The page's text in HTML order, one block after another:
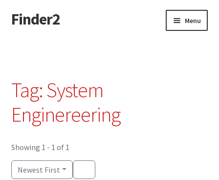
Skip
to
Skip
to
Finder2 Menu
Tag: System
Enginereering
Showing 1 - 1 of 1
Newest First